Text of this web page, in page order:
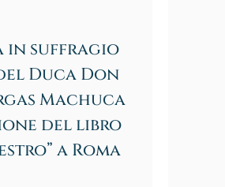
in suffragio
Duca Don
Machuca
del libro
a Roma